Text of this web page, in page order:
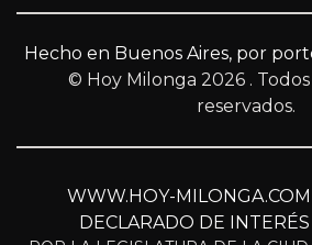
Hecho en Buenos Aires, por
© Hoy Milonga 2026 .
reservados.
WWW.HOY-
DECLARADO DE